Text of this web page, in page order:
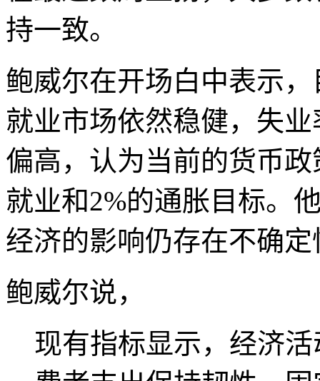
持一致。
鲍威尔在开场白中表示
就业市场依然稳健，失
偏高，认为当前的货币
就业和2%的通胀目标。
经济的影响仍存在不确定
鲍威尔说，
现有指标显示，经济